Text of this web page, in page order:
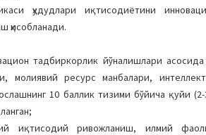
ҳудудлари иқтисодиётини
ҳиcобланади.
тадбиркорлик йўналишлари
ресурс манбалари,
10 баллик тизими бўйича қуйи (2-
иқтисодий ривожланиш, илмий